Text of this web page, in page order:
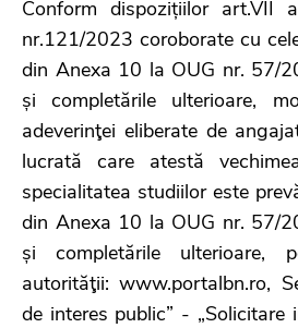
Conform dispozițiilor art.VII
nr.121/2023 coroborate cu
din Anexa 10 la OUG nr. 57/
și completările ulterioare,
adeverinţei eliberate de
lucrată care atestă
specialitatea studiilor este
din Anexa 10 la OUG nr. 57/
și completările ulterioare,
autorităţii: www.portalbn.ro,
de interes public” - „Solicitare